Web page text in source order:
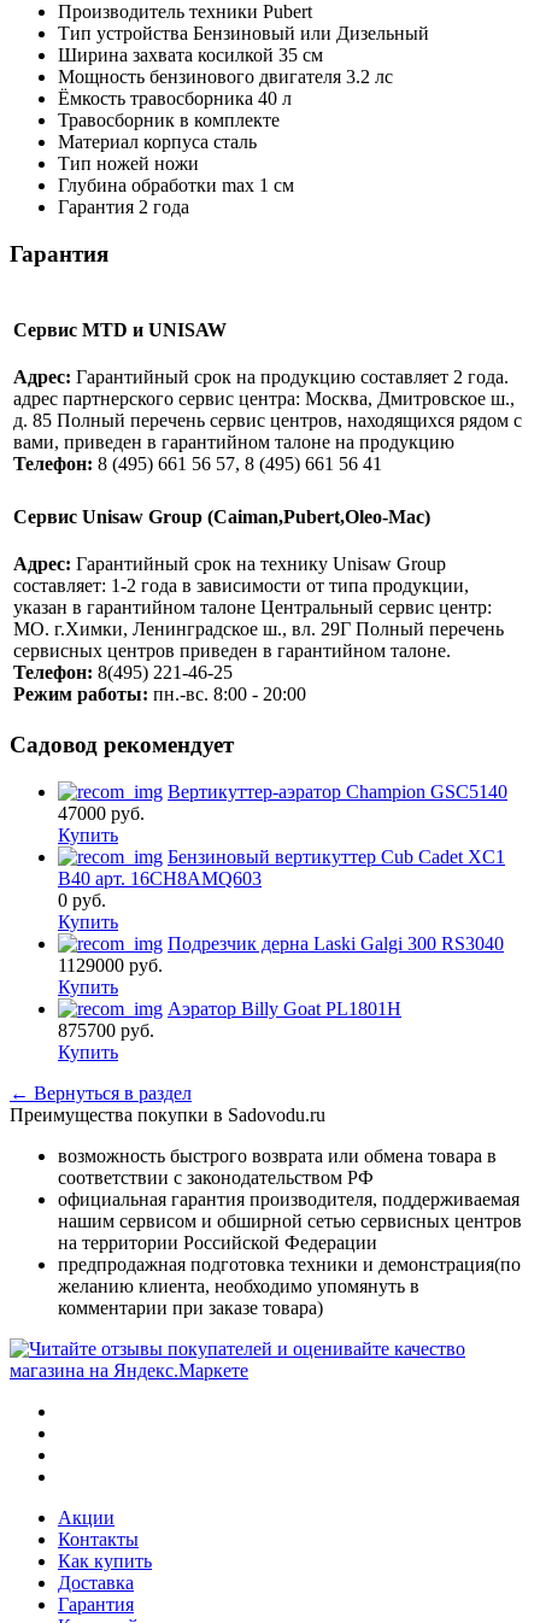
Производитель техники Pubert
Тип устройства Бензиновый или Дизельный
Ширина захвата косилкой 35 см
Мощность бензинового двигателя 3.2 лс
Ёмкость травосборника 40 л
Травосборник в комплекте
Материал корпуса сталь
Тип ножей ножи
Глубина обработки max 1 см
Гарантия 2 года
Гарантия
Сервис MTD и UNISAW
Адрес: Гарантийный срок на продукцию составляет 2 года.
адрес партнерского сервис центра: Москва, Дмитровское ш.,
д. 85 Полный перечень сервис центров, находящихся рядом с
вами, приведен в гарантийном талоне на продукцию
Телефон: 8 (495) 661 56 57, 8 (495) 661 56 41
Сервис Unisaw Group (Caiman,Pubert,Oleo-Mac)
Адрес: Гарантийный срок на технику Unisaw Group
составляет: 1-2 года в зависимости от типа продукции,
указан в гарантийном талоне Центральный сервис центр:
MO. г.Химки, Ленинградское ш., вл. 29Г Полный перечень
сервисных центров приведен в гарантийном талоне.
Телефон: 8(495) 221-46-25
Режим работы: пн.-вс. 8:00 - 20:00
Садовод рекомендует
Вертикуттер-аэратор Champion GSC5140
47000 руб.
Купить
Бензиновый вертикуттер Cub Cadet XC1
B40 арт. 16CH8AMQ603
0 руб.
Купить
Подрезчик дерна Laski Galgi 300 RS3040
1129000 руб.
Купить
Аэратор Billy Goat PL1801H
875700 руб.
Купить
← Вернуться в раздел
Преимущества покупки в Sadovodu.ru
возможность быстрого возврата или обмена товара в
соответствии с законодательством РФ
официальная гарантия производителя, поддерживаемая
нашим сервисом и обширной сетью сервисных центров
на территории Российской Федерации
предпродажная подготовка техники и демонстрация(по
желанию клиента, необходимо упомянуть в
комментарии при заказе товара)
Акции
Контакты
Как купить
Доставка
Гарантия